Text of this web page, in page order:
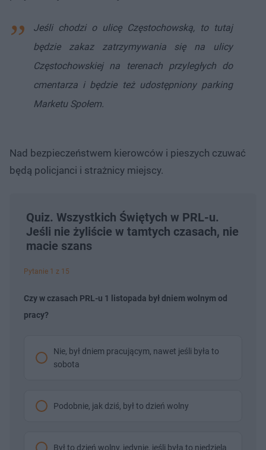
Jeśli chodzi o ulicę Częstochowską, to tutaj
będzie zakaz zatrzymywania się na ulicy
Częstochowskiej na terenach przyległych do
cmentarza i będzie też udostępniony parking
Marketu Społem.
Nad bezpieczeństwem kierowców i pieszych czuwać
będą policjanci i strażnicy miejscy.
Quiz. Wszystkich Świętych w PRL-u.
Jeśli nie żyliście w tamtych czasach, nie
macie szans
Pytanie 1 z 15
Czy w czasach PRL-u 1 listopada był dniem wolnym od
pracy?
Nie, był dniem pracującym, nawet jeśli była to
sobota
Podobnie, jak dziś, był to dzień wolny
Był to dzień wolny, jedynie, jeśli była to niedziela